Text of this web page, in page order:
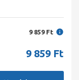
9 859 Ft
9 859 Ft